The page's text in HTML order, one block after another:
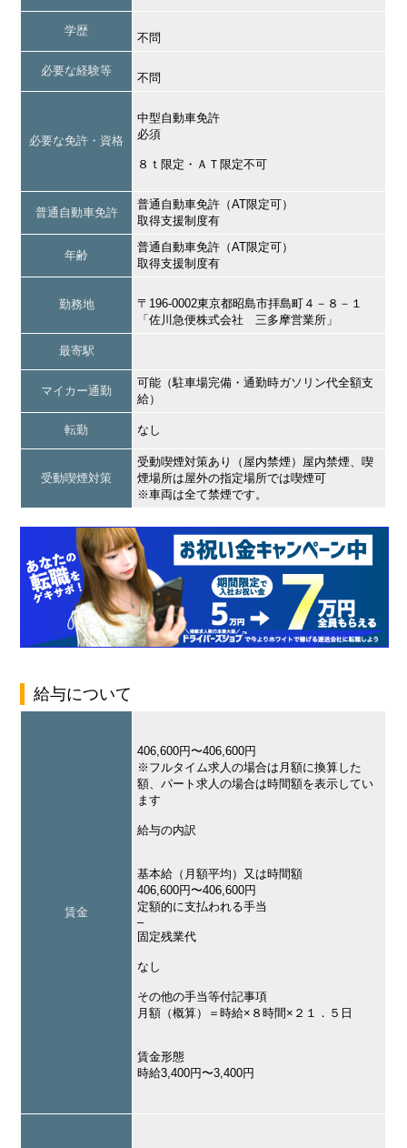
学歴
不問
必要な経験等
不問
必要な免許・資格
中型自動車免許
必須
８ｔ限定・ＡＴ限定不可
普通自動車免許
普通自動車免許（AT限定可）
取得支援制度有
年齢
普通自動車免許（AT限定可）
取得支援制度有
勤務地
〒196-0002東京都昭島市拝島町４－８－１
「佐川急便株式会社 三多摩営業所」
最寄駅
マイカー通勤
可能（駐車場完備・通勤時ガソリン代全額支
給）
転勤 なし
受動喫煙対策
受動喫煙対策あり（屋内禁煙）屋内禁煙、喫
煙場所は屋外の指定場所では喫煙可
※車両は全て禁煙です。
給与について
賃金
406,600円〜406,600円
※フルタイム求人の場合は月額に換算した
額、パート求人の場合は時間額を表示してい
ます
給与の内訳
基本給（月額平均）又は時間額
406,600円〜406,600円
定額的に支払われる手当
–
固定残業代
なし
その他の手当等付記事項
月額（概算）＝時給×８時間×２１．５日
賃金形態
時給3,400円〜3,400円